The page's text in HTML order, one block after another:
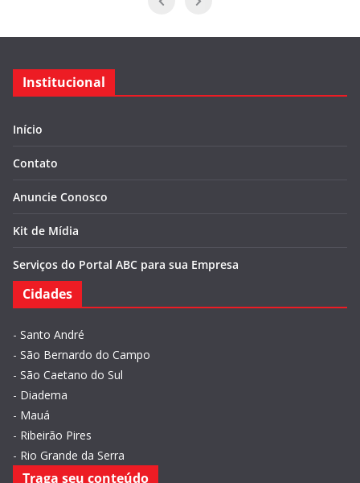
Institucional
Início
Contato
Anuncie Conosco
Kit de Mídia
Serviços do Portal ABC para sua Empresa
Cidades
- Santo André
- São Bernardo do Campo
- São Caetano do Sul
- Diadema
- Mauá
- Ribeirão Pires
- Rio Grande da Serra
Traga seu conteúdo